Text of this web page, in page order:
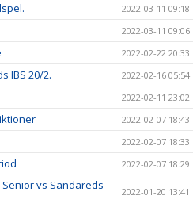
2022-03-11 09:18
2022-03-11 09:06
2022-02-22 20:33
IBS 20/2. 2022-02-16 05:54
2022-02-11 23:02
2022-02-07 18:43
2022-02-07 18:33
2022-02-07 18:29
Senior vs Sandareds
2022-01-20 13:41